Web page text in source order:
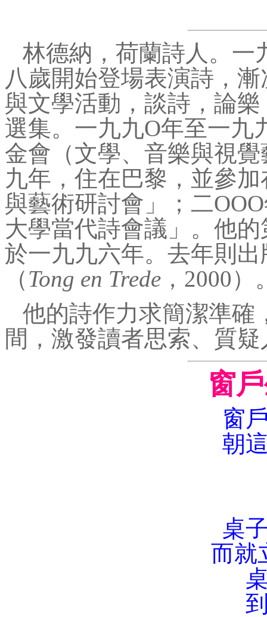
林德納，荷蘭詩人。一
八歲開始登場表演詩，
與文學活動，談詩，論
選集。一九九Ο年至一九
金會（文學、音樂與視
九年，住在巴黎，並參
與藝術研討會」；二
大學當代詩會議」。他
於一九九六年。去年則
（Tong en Trede ，2000）
他的詩作力求簡潔準確
間，激發讀者思索、質
窗
窗
朝
桌
而就